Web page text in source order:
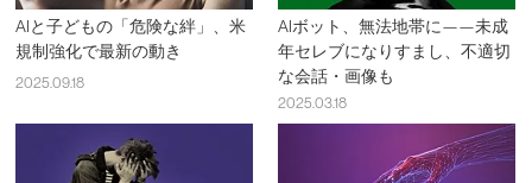
AIと子どもの「危険な絆」、米
規制強化で最新の動き
2025.09.18
AIボット、無法地帯に——未成
年セレブになりすまし、不適切
な会話・画像も
2025.03.18